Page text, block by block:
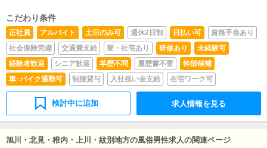
後、店舗展開も予定していますので、独立なども可能で
す!
こだわり条件
正社員 アルバイト 土日のみ可 週休2日制 日払い可
資格手当あり
社会保険完備
交通費支給 寮・社宅あり 研修あり
未経験可
経験者歓迎
シニア歓迎 学歴不問 履歴書不要
幹部候補
車･バイク通勤可
制服貸与 入社祝い金支給 在宅ワーク可
検討中に追加 求人情報を見る
旭川・北見・稚内・上川・紋別地方の風俗男性求人の関連ページ